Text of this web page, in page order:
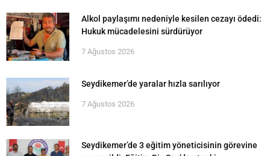
Alkol paylaşımı nedeniyle kesilen cezayı ödedi:
Hukuk mücadelesini sürdürüyor
7 Ağustos 2026
Seydikemer’de yaralar hızla sarılıyor
7 Ağustos 2026
Seydikemer’de 3 eğitim yöneticisinin görevine